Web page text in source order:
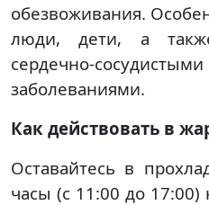
обезвоживания.
люди, дети, а
сердечно-
заболеваниями.
Как действовать в
Оставайтесь в
часы (с 11:00 до